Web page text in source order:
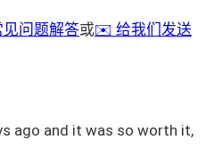
见问题解答或✉️ 给我们发送
ago and it was so worth it,